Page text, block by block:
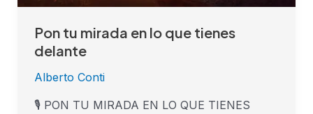
Pon tu mirada en lo que tienes
delante
Alberto Conti
🎙 PON TU MIRADA EN LO QUE TIENES